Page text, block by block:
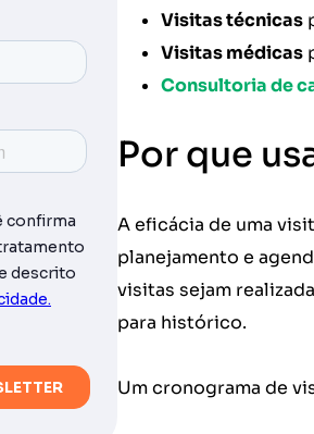
Visitas técnicas
Visitas médicas
Consultoria de
Por que
A eficácia de uma
planejamento e
visitas sejam
para histórico.
Um cronograma de